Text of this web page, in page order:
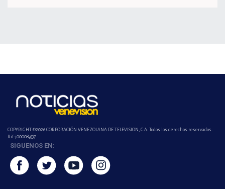
COPYRIGHT ©2026 CORPORACIÓN VENEZOLANA DE TELEVISION, C.A. Todos los derechos reservados.
Rif-j000089337
SIGUENOS EN: